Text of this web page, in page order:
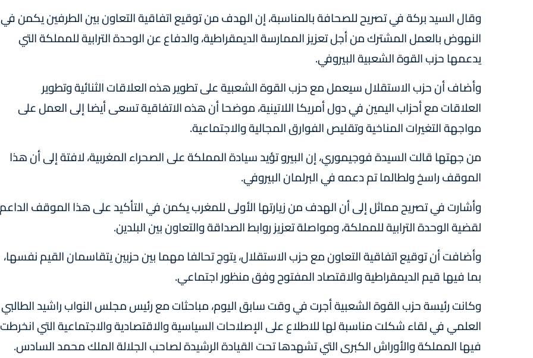
وقال السيد بركة في تصريح للصحافة بالمناسبة، إن الهدف من توقيع اتفاقية التعاون بين الطرفين يكمن في
النهوض بالعمل المشترك من أجل تعزيز الممارسة الديمقراطية، والدفاع عن الوحدة الترابية للمملكة التي
يدعمها حزب القوة الشعبية البيروفي.
وأضاف أن حزب الاستقلال سيعمل مع حزب القوة الشعبية على تطوير هذه العلاقات الثنائية وتطوير
العلاقات مع أحزاب اليمين في دول أمريكا اللاتينية، موضحا أن هذه الاتفاقية تسعى أيضا إلى العمل على
مواجهة التغيرات المناخية وتقليص الفوارق المجالية والاجتماعية.
من جهتها قالت السيدة فوجيموري، إن البيرو تؤيد سيادة المملكة على الصحراء المغربية، لافتة إلى أن هذا
الموقف راسخ ولطالما تم دعمه في البرلمان البيروفي.
وأشارت في تصريح مماثل إلى أن الهدف من زيارتها الأولى للمغرب يكمن في التأكيد على هذا الموقف الداعم
لقضية الوحدة الترابية للمملكة، ومواصلة تعزيز روابط الصداقة والتعاون بين البلدين.
وأضافت أن توقيع اتفاقية التعاون مع حزب الاستقلال، يتوج تحالفا مهما بين حزبين يتقاسمان القيم نفسها،
بما فيها قيم الديمقراطية والاقتصاد المفتوح وفق منظور اجتماعي.
وكانت رئيسة حزب القوة الشعبية أجرت في وقت سابق اليوم، مباحثات مع رئيس مجلس النواب راشيد الطالبي
العلمي في لقاء شكلت مناسبة لها للاطلاع على الإصلاحات السياسية والاقتصادية والاجتماعية التي انخرطت
فيها المملكة والأوراش الكبرى التي تشهدها تحت القيادة الرشيدة لصاحب الجلالة الملك محمد السادس.